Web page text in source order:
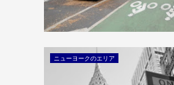
ニューヨークのエリア